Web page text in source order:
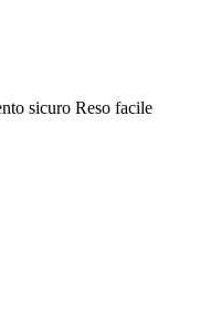
sicuro Reso facile